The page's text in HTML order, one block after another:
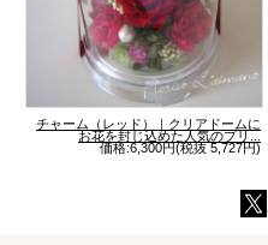
チャーム（レッド）｜クリアドームに
お花を封じ込めた人気のプリ...
価格:6,300円(税抜 5,727円)